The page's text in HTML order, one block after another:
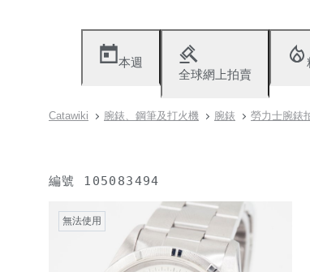
本週
全球網上拍賣
Catawiki 腕錶、鋼筆及打火機 腕錶 勞力士腕錶
編號 105083494
無法使用